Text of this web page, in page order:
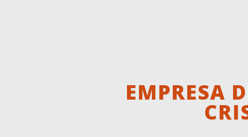
EMPRESA